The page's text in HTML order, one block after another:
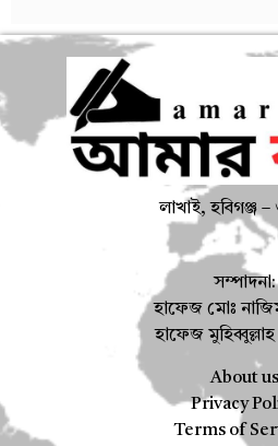
লাখাই, হবিগঞ্জ
সম্পাদনা:
হাফেজ মোঃ
হাফেজ
About us
Privacy
Terms of